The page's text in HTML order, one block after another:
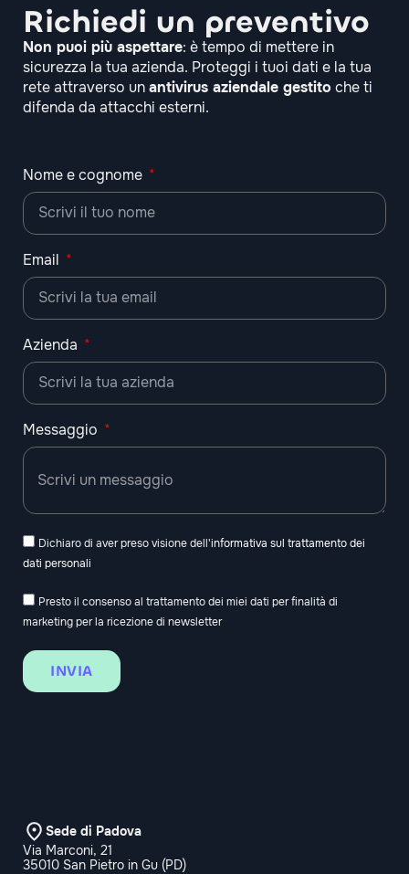
Richiedi un preventivo
Non puoi più aspettare: è tempo di mettere in
sicurezza la tua azienda. Proteggi i tuoi dati e la tua
rete attraverso unantivirus aziendale gestito che ti
difenda da attacchi esterni.
Nome e cognome
Email
Azienda
Messaggio
Dichiaro di aver preso visione dell'informativa sul trattamento dei
dati personali
Presto il consenso al trattamento dei miei dati per finalità di
marketing per la ricezione di newsletter
INVIA
Sede di Padova
Via Marconi, 21
35010 San Pietro in Gu (PD)